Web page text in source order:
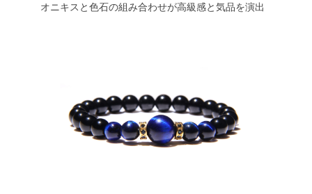
オニキスと色石の組み合わせが高級感と気品を演出